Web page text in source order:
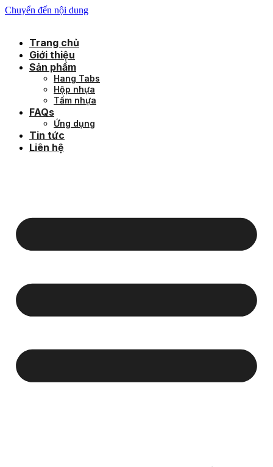
Chuyển đến nội dung
Trang chủ
Giới thiệu
Sản phẩm
Hang Tabs
Hộp nhựa
Tấm nhựa
FAQs
Ứng dụng
Tin tức
Liên hệ